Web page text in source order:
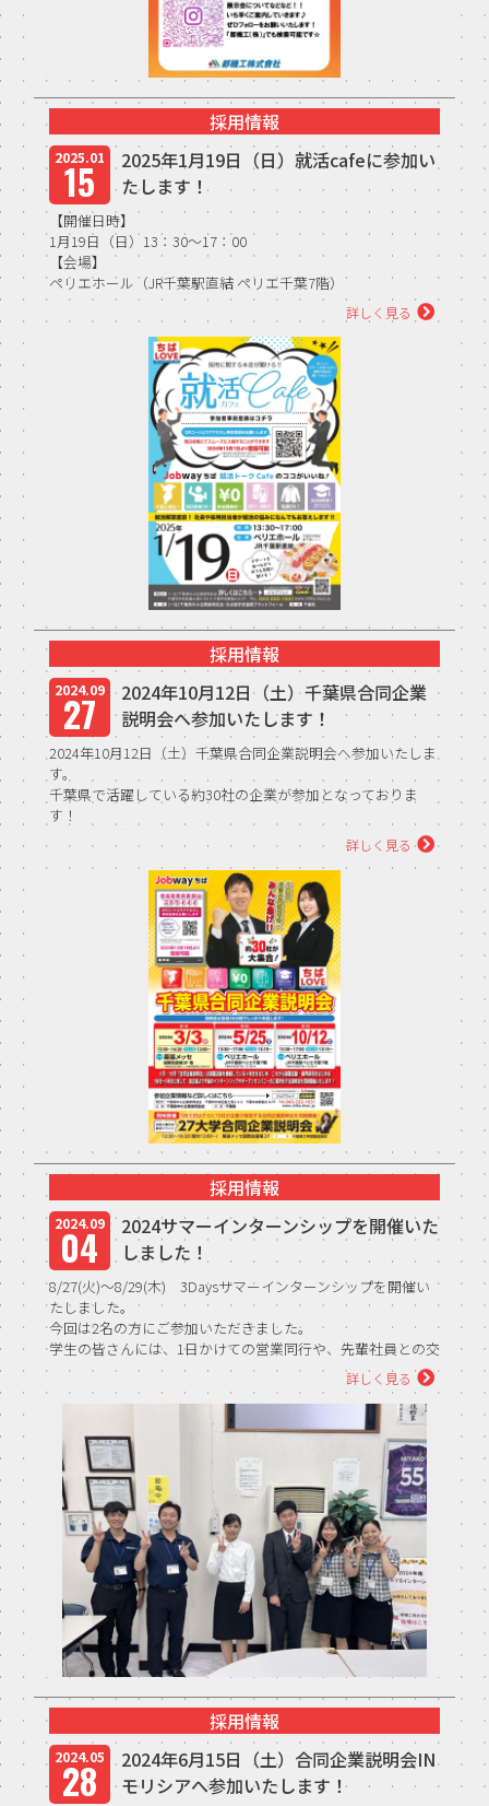
採用情報
2025.01
15
2025年1月19日（日）就活cafeに参加い
たします！
【開催日時】
1月19日（日）13：30～17：00
【会場】
ペリエホール（JR千葉駅直結 ペリエ千葉7階）
就活解禁直前のトーク会！各社採用担当が皆...
詳しく見る
採用情報
2024.09
27
2024年10月12日（土）千葉県合同企業
説明会へ参加いたします！
2024年10月12日（土）千葉県合同企業説明会へ参加いたしま
す。
千葉県で活躍している約30社の企業が参加となっておりま
す！
詳しく見る
採用情報
2024.09
04
2024サマーインターンシップを開催いた
しました！
8/27(火)～8/29(木) 3Daysサマーインターンシップを開催い
たしました。
今回は2名の方にご参加いただきました。
学生の皆さんには、1日かけての営業同行や、先輩社員との交
流会を通し...
詳しく見る
採用情報
2024.05
28
2024年6月15日（土）合同企業説明会IN
モリシアへ参加いたします！